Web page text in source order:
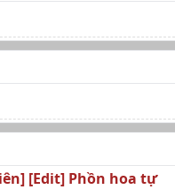
[Edit] Phồn hoa tự